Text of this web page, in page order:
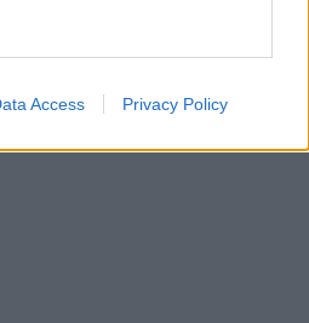
Access Privacy Policy